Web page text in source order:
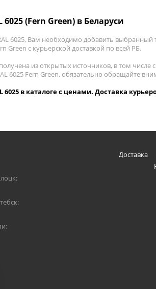
6025 (Fern Green) в Беларуси
6025, Вам необходимо добавить выбранный
Green с курьерской доставкой по всей РБ.
из открытых источников, в том числе
6025 Fern Green, обязательно обращайте
6025 в каталоге с ценами. Доставка
Доставка